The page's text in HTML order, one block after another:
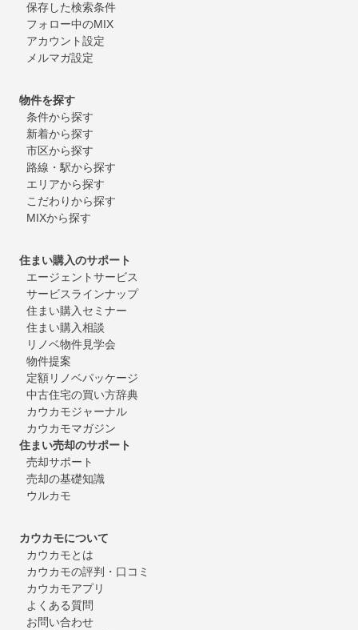
保存した検索条件
フォロー中のMIX
アカウント設定
メルマガ設定
物件を探す
条件から探す
新着から探す
市区から探す
路線・駅から探す
エリアから探す
こだわりから探す
MIXから探す
住まい購入のサポート
エージェントサービス
サービスラインナップ
住まい購入セミナー
住まい購入相談
リノベ物件見学会
物件提案
定額リノベパッケージ
中古住宅の買い方辞典
カウカモジャーナル
カウカモマガジン
住まい売却のサポート
売却サポート
売却の基礎知識
ウルカモ
カウカモについて
カウカモとは
カウカモの評判・口コミ
カウカモアプリ
よくある質問
お問い合わせ